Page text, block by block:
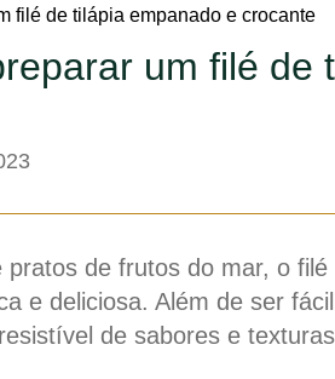
um filé de
de frutos do mar, o
e deliciosa. Além de ser
de sabores e